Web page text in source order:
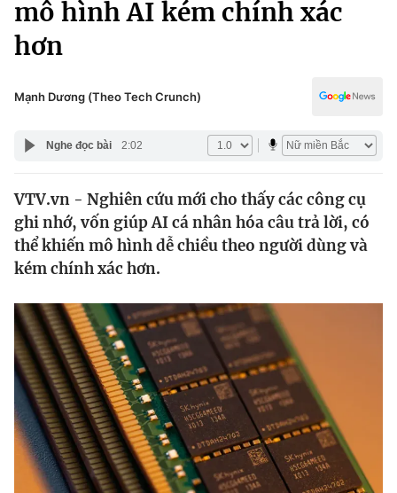
Xã hội
Pháp luật
Y tế
Thế giới
Tin tức
Thế giới đó đây
Câu chuyện quốc tế
Kinh tế
Thị trường
Góc doanh nghiệp
Truyền hình
Phim VTV
Hậu trường
Nhân vật
Khán giả
Giải trí
Điện ảnh
Âm nhạc
Đời sống
Du lịch
Văn hóa - Giải trí
Y tế
Công nghệ
mô hình AI kém chính xác
hơn
Mạnh Dương (Theo Tech Crunch)
Nghe đọc bài 2:02
VTV.vn - Nghiên cứu mới cho thấy các công cụ
ghi nhớ, vốn giúp AI cá nhân hóa câu trả lời, có
thể khiến mô hình dễ chiều theo người dùng và
kém chính xác hơn.